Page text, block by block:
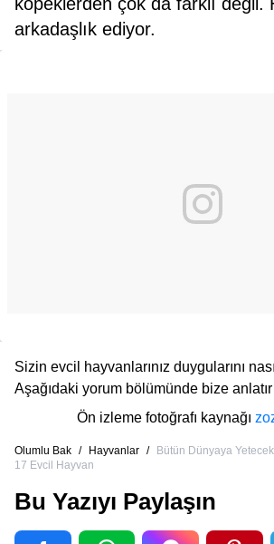
arkadaşlık ediyor.
Sizin evcil hayvanlarınız duygularını
Aşağıdaki yorum bölümünde bize anlatır
Ön izleme fotoğrafı kaynağı
Olumlu Bak / Hayvanlar /
Bütün Dünyaya
17 Evcil Hayvan
Bu Yazıyı Paylaşın